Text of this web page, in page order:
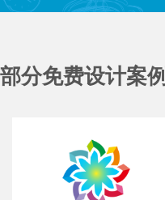
部分免费设计案例